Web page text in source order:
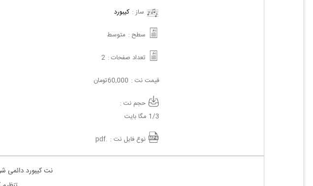
ساز : کیبورد
سطح : متوسط
تعداد صفحات : 2
قیمت نت : 60,000تومان
حجم نت :
1/3 مگا بایت
نوع فایل نت : .pdf
نت کیبورد دائمی